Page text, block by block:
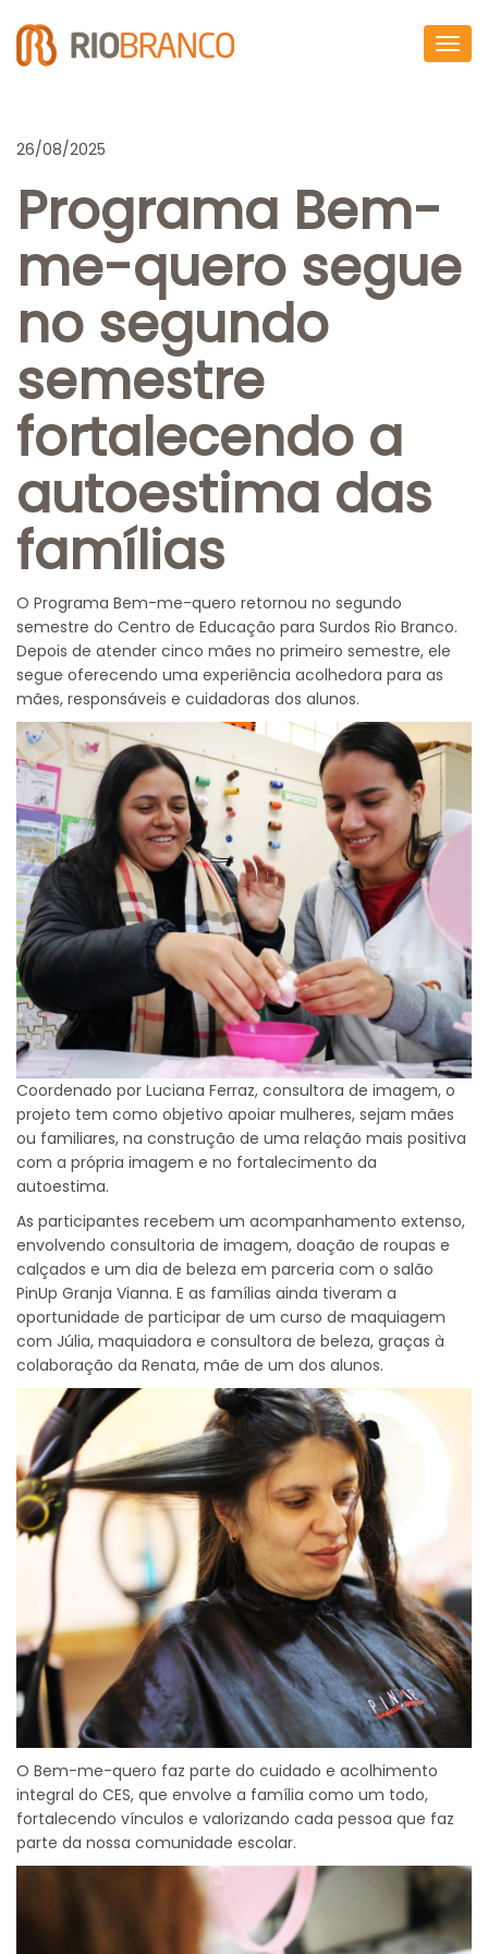
26/08/2025
Programa Bem-
me-quero segue
no segundo
semestre
fortalecendo a
autoestima das
famílias
O Programa Bem-me-quero retornou no segundo
semestre do Centro de Educação para Surdos Rio Branco.
Depois de atender cinco mães no primeiro semestre, ele
segue oferecendo uma experiência acolhedora para as
mães, responsáveis e cuidadoras dos alunos.
Coordenado por Luciana Ferraz, consultora de imagem, o
projeto tem como objetivo apoiar mulheres, sejam mães
ou familiares, na construção de uma relação mais positiva
com a própria imagem e no fortalecimento da
autoestima.
As participantes recebem um acompanhamento extenso,
envolvendo consultoria de imagem, doação de roupas e
calçados e um dia de beleza em parceria com o salão
PinUp Granja Vianna. E as famílias ainda tiveram a
oportunidade de participar de um curso de maquiagem
com Júlia, maquiadora e consultora de beleza, graças à
colaboração da Renata, mãe de um dos alunos.
O Bem-me-quero faz parte do cuidado e acolhimento
integral do CES, que envolve a família como um todo,
fortalecendo vínculos e valorizando cada pessoa que faz
parte da nossa comunidade escolar.